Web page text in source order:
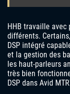
HHB travaille avec
différents.
DSP intégré
et la gestion des
les haut-parleurs
très bien
DSP dans Avid